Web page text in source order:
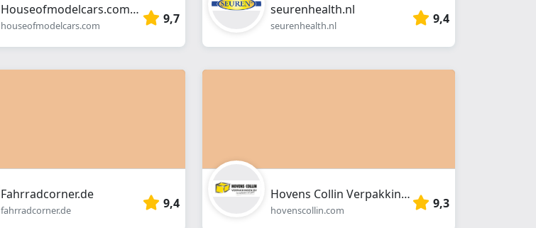
Houseofmodelcars.com/deu
houseofmodelcars.com 9,7
seurenhealth.nl
seurenhealth.nl 9,4
Fahrradcorner.de
fahrradcorner.de 9,4
Hovens Collin Verpakkingen
hovenscollin.com 9,3